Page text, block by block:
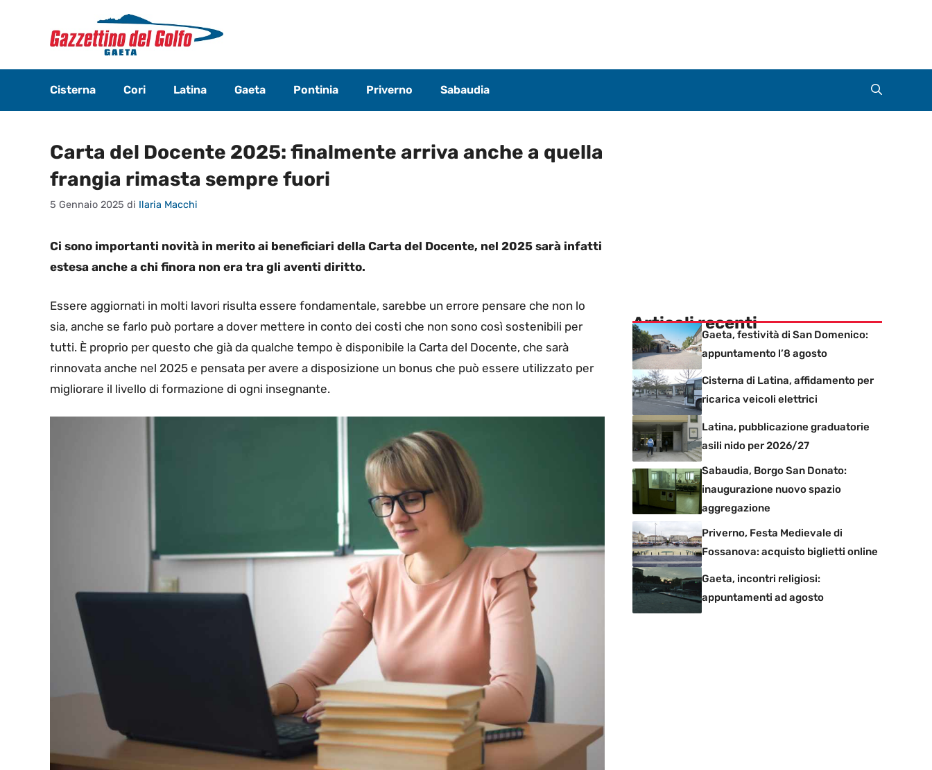
contenuto
Cisterna Cori Latina Gaeta Pontinia Priverno Sabaudia
Carta del Docente 2025: finalmente arriva anche a quella
frangia rimasta sempre fuori
5 Gennaio 2025 di Ilaria Macchi
Ci sono importanti novità in merito ai beneficiari della Carta del Docente, nel 2025 sarà infatti
estesa anche a chi finora non era tra gli aventi diritto.
Essere aggiornati in molti lavori risulta essere fondamentale, sarebbe un errore pensare che non lo
sia, anche se farlo può portare a dover mettere in conto dei costi che non sono così sostenibili per
tutti. È proprio per questo che già da qualche tempo è disponibile la Carta del Docente, che sarà
rinnovata anche nel 2025 e pensata per avere a disposizione un bonus che può essere utilizzato per
migliorare il livello di formazione di ogni insegnante.
Articoli recenti
Gaeta, festività di San Domenico:
appuntamento l’8 agosto
Cisterna di Latina, affidamento per
ricarica veicoli elettrici
Latina, pubblicazione graduatorie
asili nido per 2026/27
Sabaudia, Borgo San Donato:
inaugurazione nuovo spazio
aggregazione
Priverno, Festa Medievale di
Fossanova: acquisto biglietti online
Gaeta, incontri religiosi:
appuntamenti ad agosto